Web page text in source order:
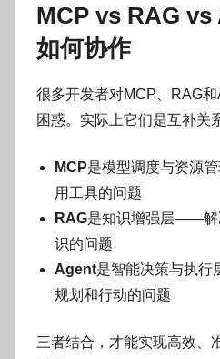
MCP vs RAG
如何协作
很多开发者对MCP、RAG
困惑。实际上它们是互补关
MCP是模型调度与资源
用工具的问题
RAG是知识增强层——解
识的问题
Agent是智能决策与执
规划和行动的问题
三者结合，才能实现高效、